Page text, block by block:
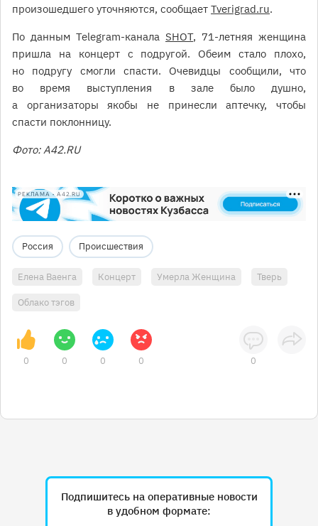
произошедшего уточняются, сообщает Tverigrad.ru.
По данным Telegram-канала SHOT, 71-летняя женщина
пришла на концерт с подругой. Обеим стало плохо,
но подругу смогли спасти. Очевидцы сообщили, что
во время выступления в зале было душно,
а организаторы якобы не принесли аптечку, чтобы
спасти поклонницу.
Фото: А42.RU
РЕКЛАМА • A42.RU
Россия Происшествия
Елена Ваенга Концерт Умерла Женщина Тверь
Облако тэгов
0 0 0 0 0
Подпишитесь на оперативные новости
в удобном формате: